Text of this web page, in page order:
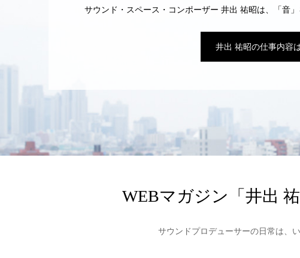
サウンド・スペース・コンポーザー 井出 祐昭は、「音
井出 祐昭の仕事内容
WEBマガジン「井出
サウンドプロデューサーの日常は、